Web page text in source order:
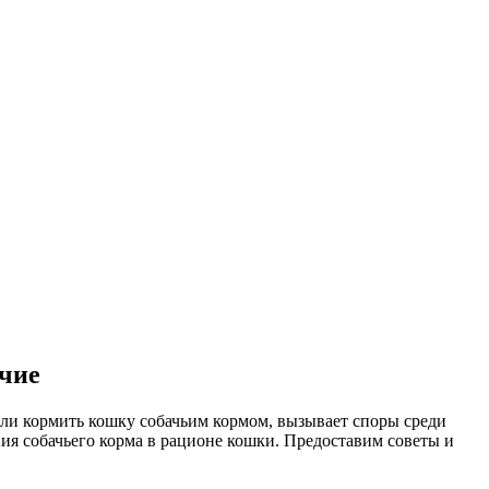
кормить кошку собачьим кормом, вызывает споры среди
собачьего корма в рационе кошки. Предоставим советы и